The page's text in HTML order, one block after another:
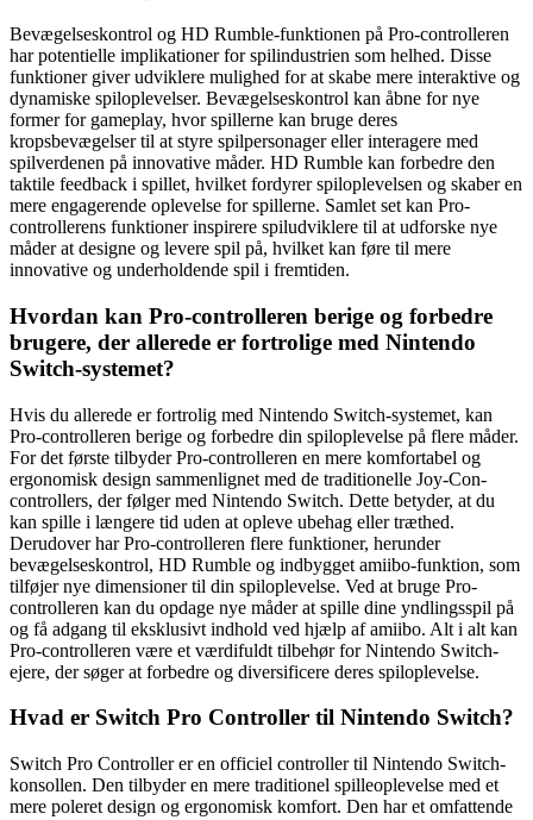
Bevægelseskontrol og HD Rumble-funktionen på Pro-controlleren
har potentielle implikationer for spilindustrien som helhed. Disse
funktioner giver udviklere mulighed for at skabe mere interaktive og
dynamiske spiloplevelser. Bevægelseskontrol kan åbne for nye
former for gameplay, hvor spillerne kan bruge deres
kropsbevægelser til at styre spilpersonager eller interagere med
spilverdenen på innovative måder. HD Rumble kan forbedre den
taktile feedback i spillet, hvilket fordyrer spiloplevelsen og skaber en
mere engagerende oplevelse for spillerne. Samlet set kan Pro-
controllerens funktioner inspirere spiludviklere til at udforske nye
måder at designe og levere spil på, hvilket kan føre til mere
innovative og underholdende spil i fremtiden.
Hvordan kan Pro-controlleren berige og forbedre
brugere, der allerede er fortrolige med Nintendo
Switch-systemet?
Hvis du allerede er fortrolig med Nintendo Switch-systemet, kan
Pro-controlleren berige og forbedre din spiloplevelse på flere måder.
For det første tilbyder Pro-controlleren en mere komfortabel og
ergonomisk design sammenlignet med de traditionelle Joy-Con-
controllers, der følger med Nintendo Switch. Dette betyder, at du
kan spille i længere tid uden at opleve ubehag eller træthed.
Derudover har Pro-controlleren flere funktioner, herunder
bevægelseskontrol, HD Rumble og indbygget amiibo-funktion, som
tilføjer nye dimensioner til din spiloplevelse. Ved at bruge Pro-
controlleren kan du opdage nye måder at spille dine yndlingsspil på
og få adgang til eksklusivt indhold ved hjælp af amiibo. Alt i alt kan
Pro-controlleren være et værdifuldt tilbehør for Nintendo Switch-
ejere, der søger at forbedre og diversificere deres spiloplevelse.
Hvad er Switch Pro Controller til Nintendo Switch?
Switch Pro Controller er en officiel controller til Nintendo Switch-
konsollen. Den tilbyder en mere traditionel spilleoplevelse med et
mere poleret design og ergonomisk komfort. Den har et omfattende